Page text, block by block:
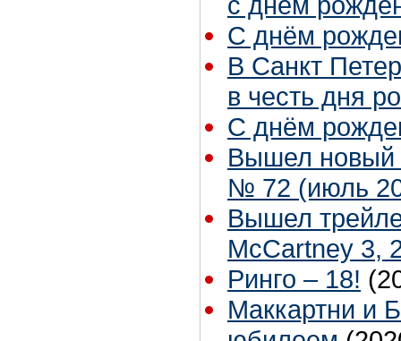
С днём
В Санкт
в честь дня
С днём
Вышел новый
№ 72 (июль
Вышел
McCartney 3,
Ринго – 18!
Маккартни и